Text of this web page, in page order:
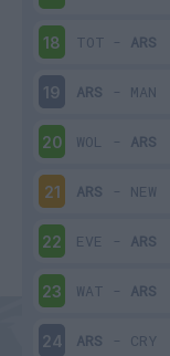
18 TOT - ARS
19 ARS - MAN
20 WOL - ARS
21 ARS - NEW
22 EVE - ARS
23 WAT - ARS
24 ARS - CRY